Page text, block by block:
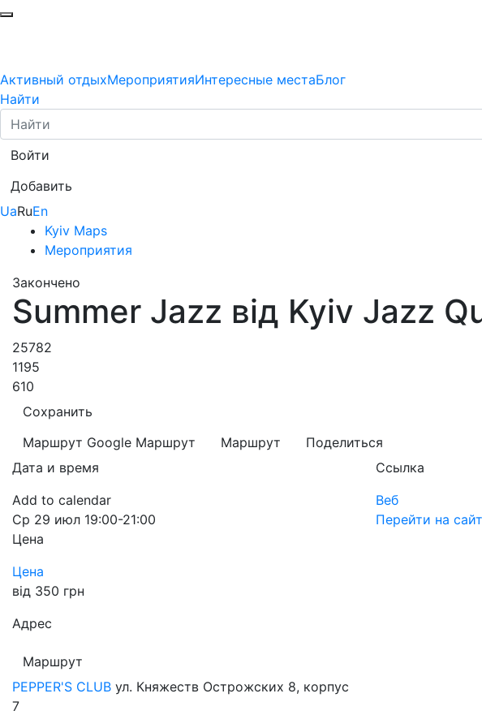
Активный отдыхМероприятияИнтересные местаБлог
Найти
Войти
Добавить
UaRuEn
Kyiv Maps
Мероприятия
Закончено
Summer Jazz від Kyiv Jazz
25782
1195
610
Сохранить
Маршрут Google Маршрут Маршрут
Поделиться
Дата и время
Add to calendar
Ср 29 июл 19:00-21:00
Цена
Цена
від 350 грн
Адрес
Маршрут
PEPPER'S CLUB ул. Княжеств Острожских 8, корпус
7
Ссылка
Веб
Перейти на сайт